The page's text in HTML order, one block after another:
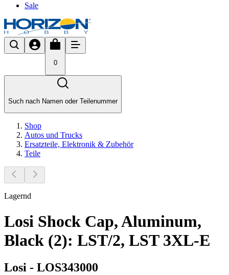
Sale
0
Such nach Namen oder Teilenummer
Shop
Autos und Trucks
Ersatzteile, Elektronik & Zubehör
Teile
Lagernd
Losi Shock Cap, Aluminum,
Black (2): LST/2, LST 3XL-E
Losi - LOS343000